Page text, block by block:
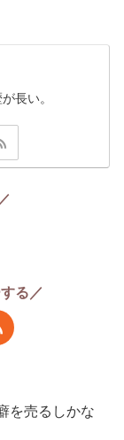
長い。
る／
を売るしかな